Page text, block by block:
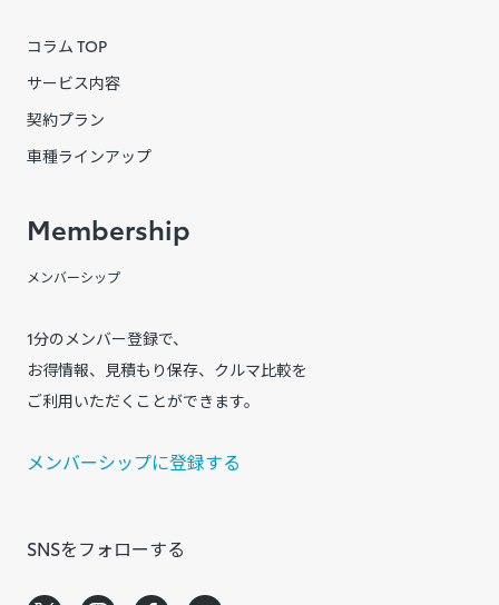
コラム TOP
サービス内容
契約プラン
車種ラインアップ
Membership
メンバーシップ
1分のメンバー登録で、
お得情報、見積もり保存、クルマ比較を
ご利用いただくことができます。
メンバーシップに登録する
SNSをフォローする